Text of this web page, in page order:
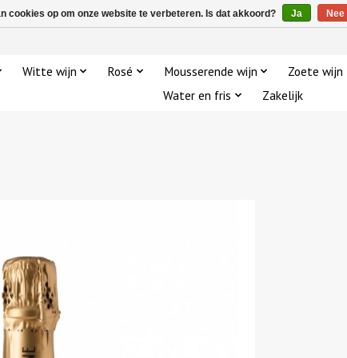
Witte wijn Rosé Mousserende wijn Zoete wijn
Water en fris
Zakelijk
cookies op om onze website te verbeteren. Is dat akkoord? Ja Nee